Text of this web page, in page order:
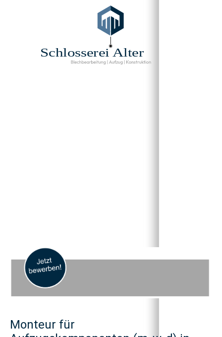
Monteur für